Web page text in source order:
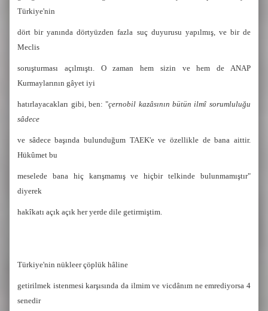
Türkiye'nin
dört bir yanında dörtyüzden fazla suç duyurusu yapılmış, ve bir de
Meclis
soruşturması açılmıştı. O zaman hem sizin ve hem de ANAP
Kurmaylarının gâyet iyi
hatırlayacakları gibi, ben: "çernobil kazâsının bütün ilmî sorumluluğu
sâdece
ve sâdece başında bulunduğum TAEK'e ve özellikle de bana aittir.
Hükûmet bu
meselede bana hiç karışmamış ve hiçbir telkinde bulunmamıştır"
diyerek
hakîkatı açık açık her yerde dile getirmiştim.
Türkiye'nin nükleer çöplük hâline
getirilmek istenmesi karşısında da ilmim ve vicdânım ne emrediyorsa 4
senedir